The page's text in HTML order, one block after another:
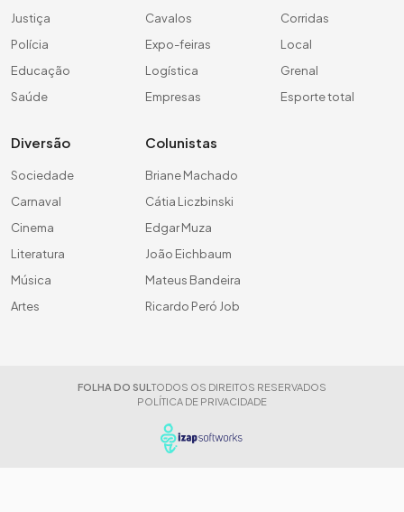
Justiça
Polícia
Educação
Saúde
Cavalos
Expo-feiras
Logística
Empresas
Corridas
Local
Grenal
Esporte total
Diversão
Sociedade
Carnaval
Cinema
Literatura
Música
Artes
Colunistas
Briane Machado
Cátia Liczbinski
Edgar Muza
João Eichbaum
Mateus Bandeira
Ricardo Peró Job
FOLHA DO SUL TODOS OS DIREITOS RESERVADOS
POLÍTICA DE PRIVACIDADE